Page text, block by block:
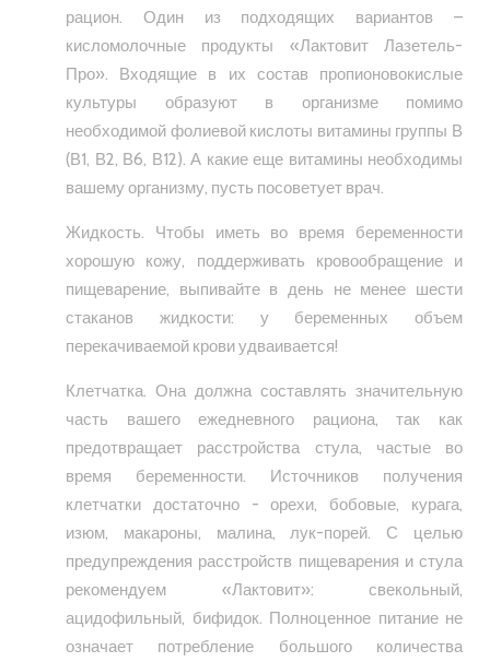
рацион. Один из подходящих вариантов –
кисломолочные продукты «Лактовит Лазетель-
Про». Входящие в их состав пропионовокислые
культуры образуют в организме помимо
необходимой фолиевой кислоты витамины группы В
(В1, В2, В6, В12). А какие еще витамины необходимы
вашему организму, пусть посоветует врач.
Жидкость. Чтобы иметь во время беременности
хорошую кожу, поддерживать кровообращение и
пищеварение, выпивайте в день не менее шести
стаканов жидкости: у беременных объем
перекачиваемой крови удваивается!
Клетчатка. Она должна составлять значительную
часть вашего ежедневного рациона, так как
предотвращает расстройства стула, частые во
время беременности. Источников получения
клетчатки достаточно - орехи, бобовые, курага,
изюм, макароны, малина, лук-порей. С целью
предупреждения расстройств пищеварения и стула
рекомендуем «Лактовит»: свекольный,
ацидофильный, бифидок. Полноценное питание не
означает потребление большого количества